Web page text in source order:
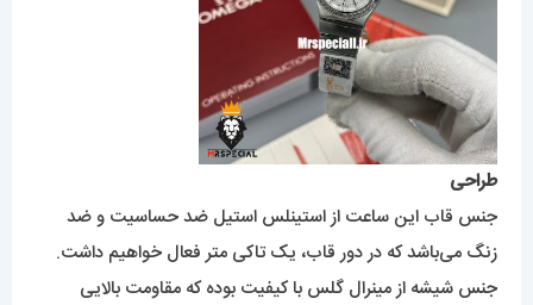
طراحی
جنس قاب این ساعت از استینلس استیل ضد حساسیت و ضد
زنگ می‌باشد که در دور قاب، یک تاکی متر فعال خواهیم داشت.
جنس شیشه از مینرال گلس با کیفیت بوده که مقاومت بالایی